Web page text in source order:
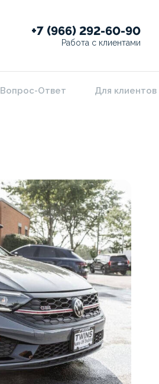
+7 (966) 292-60-90
Работа с клиентами
Вопрос-Ответ Для клиентов